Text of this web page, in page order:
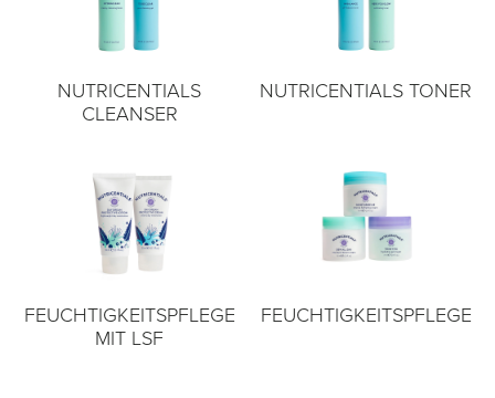
NUTRICENTIALS
CLEANSER
NUTRICENTIALS TONER
FEUCHTIGKEITSPFLEGE
MIT LSF
FEUCHTIGKEITSPFLEGE